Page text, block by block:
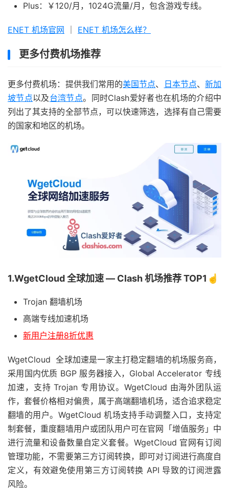
Plus：￥120/月，1024G流量/月，包含游戏专线。
ENET 机场官网 ENET 机场怎么样？
更多付费机场推荐
更多付费机场：提供我们常用的美国节点、 日本节点、 新加
坡节点以及台湾节点。同时Clash爱好者也在机场的介绍中
列出了其支持的全部节点，可以快速筛选，选择有自己需要
的国家和地区的机场。
1.WgetCloud 全球加速 — Clash 机场推荐 TOP1☝️
Trojan 翻墙机场
高端专线加速机场
新用户注册8折优惠
WgetCloud 全球加速是一家主打稳定翻墙的机场服务商，
采用国内优质 BGP 服务器接入，Global Accelerator 专线
加速，支持 Trojan 专用协议。WgetCloud 由海外团队运
作，套餐价格相对偏贵，属于高端翻墙机场，适合追求稳定
翻墙的用户。WgetCloud 机场支持手动调整入口，支持定
制套餐，重度翻墙用户或团队用户可在官网「增值服务」中
进行流量和设备数量自定义套餐。WgetCloud 官网有订阅
管理功能，不需要第三方订阅转换，即可对订阅进行高度自
定义，有效避免使用第三方订阅转换 API 导致的订阅泄露
风险。